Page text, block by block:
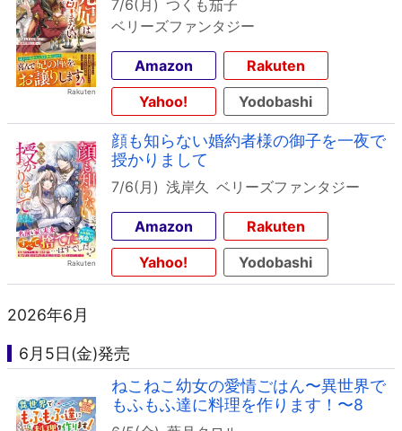
7/6(月) つくも茄子
ベリーズファンタジー
Amazon
Rakuten
Yahoo!
Yodobashi
顔も知らない婚約者様の御子を一夜で
授かりまして
7/6(月) 浅岸久 ベリーズファンタジー
Amazon
Rakuten
Yahoo!
Yodobashi
2026年6月
6月5日(金)発売
ねこねこ幼女の愛情ごはん〜異世界で
もふもふ達に料理を作ります！〜8